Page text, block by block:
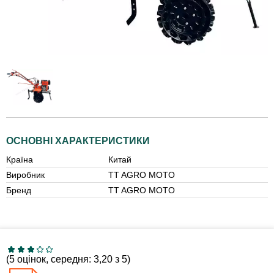
ОСНОВНІ ХАРАКТЕРИСТИКИ
Країна
Китай
Виробник
TT AGRO MOTO
Бренд
TT AGRO MOTO
(5 оцінок, середня: 3,20 з 5)